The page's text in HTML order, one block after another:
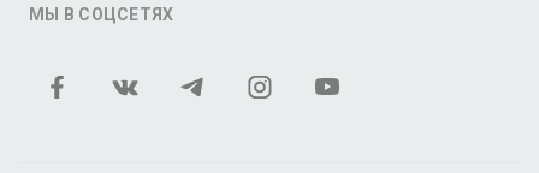
МЫ В СОЦСЕТЯХ